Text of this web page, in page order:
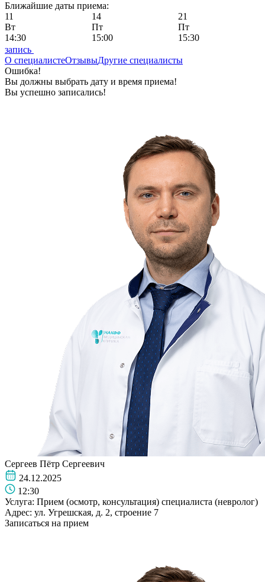
Ближайшие даты приема:
11
Вт
14
Пт
21
Пт
14:30
15:00
15:30
запись
О специалистеОтзывыДругие специалисты
Ошибка!
Вы должны выбрать дату и время приема!
Вы успешно записались!
Сергеев Пётр Сергеевич
24.12.2025
12:30
Услуга: Прием (осмотр, консультация) специалиста (невролог)
Адрес: ул. Угрешская, д. 2, строение 7
Записаться на прием